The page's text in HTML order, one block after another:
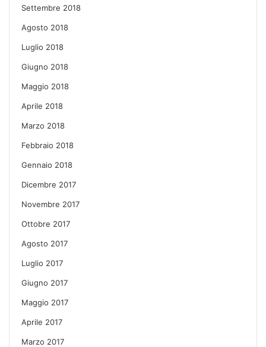
Settembre 2018
Agosto 2018
Luglio 2018
Giugno 2018
Maggio 2018
Aprile 2018
Marzo 2018
Febbraio 2018
Gennaio 2018
Dicembre 2017
Novembre 2017
Ottobre 2017
Agosto 2017
Luglio 2017
Giugno 2017
Maggio 2017
Aprile 2017
Marzo 2017